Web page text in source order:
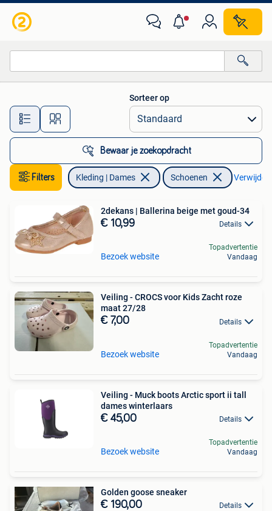
Alle afstanden…
Sorteer op
Bewaar je zoekopdracht
Filters Kleding | Dames Schoenen Verwijder
2dekans | Ballerina beige met goud-34
€ 10,99 Details
Bezoek website
Topadvertentie
Vandaag
Veiling - CROCS voor Kids Zacht roze
maat 27/28
€ 7,00 Details
Bezoek website
Topadvertentie
Vandaag
Veiling - Muck boots Arctic sport ii tall
dames winterlaars
€ 45,00 Details
Bezoek website
Topadvertentie
Vandaag
Golden goose sneaker
€ 190,00 Details